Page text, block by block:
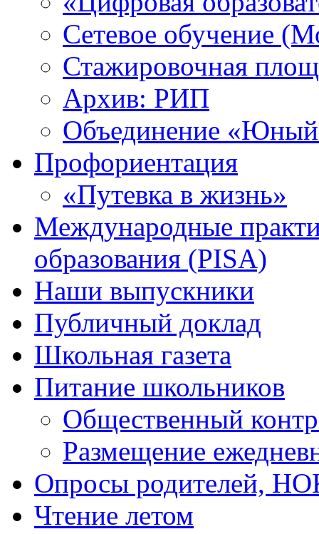
Сетевое обучение
Стажировочная
Архив: РИП
Объединение «Юный
Профориентация
«Путевка в жизнь»
Международные
образования (PISA)
Наши выпускники
Публичный доклад
Школьная газета
Питание школьников
Общественный
Размещение
Опросы родителей,
Чтение летом